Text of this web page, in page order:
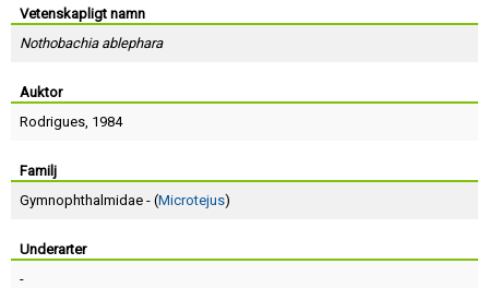
Vetenskapligt namn
Nothobachia ablephara
Auktor
Rodrigues, 1984
Familj
Gymnophthalmidae - (Microtejus)
Underarter
-
Lösenord:
Terms of Service
Skapa konto